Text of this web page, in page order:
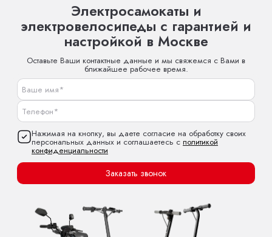
Электросамокаты и
электровелосипеды с гарантией и
настройкой в Москве
Оставьте Ваши контактные данные и мы свяжемся с Вами в
ближайшее рабочее время.
Нажимая на кнопку, вы даете согласие на обработку своих
персональных данных и соглашаетесь с политикой
конфиденциальности
Заказать звонок